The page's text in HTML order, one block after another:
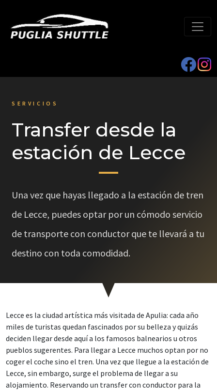
SERVICIOS
Transfer desde la
estación de Lecce
Una vez que hayas llegado a la estación de tren
de Lecce, puedes optar por un cómodo servicio
de transporte con conductor que te llevará a tu
destino con toda comodidad.
Lecce es la ciudad artística más visitada de Apulia: cada año
miles de turistas quedan fascinados por su belleza y quizás
deciden llegar desde aquí a los famosos balnearios u otros
pueblos sugerentes. Para llegar a Lecce muchos optan por no
coger el coche sino el tren. Una vez que llegue a la estación de
Lecce, sin embargo, surge el problema de llegar a su
alojamiento. Reservando un transfer con conductor para la